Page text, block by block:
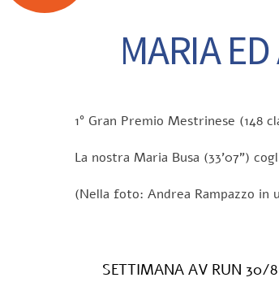
MARIA
1° Gran Premio Mestrinese (148
La nostra Maria Busa (33’07”)
(Nella foto: Andrea Rampazzo in
SETTIMANA AV RUN 30/